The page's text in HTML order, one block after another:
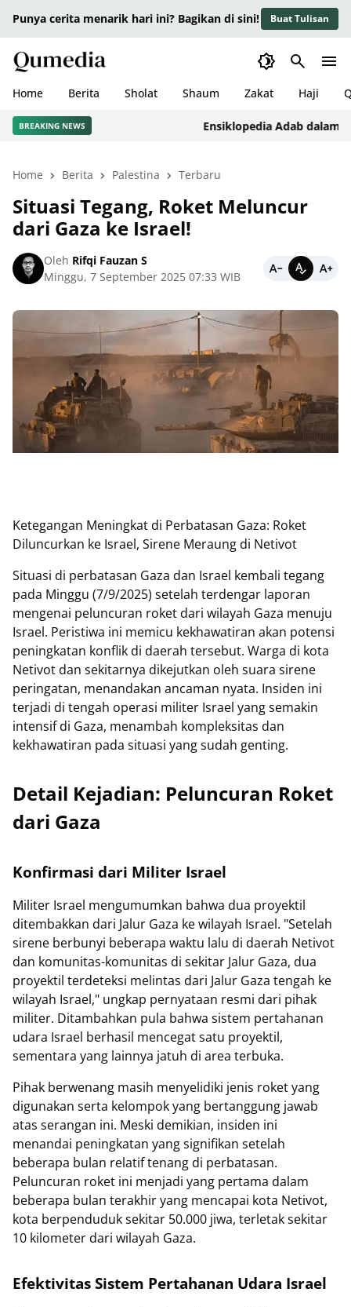
Punya cerita menarik hari ini? Bagikan di sini! Buat Tulisan
Home Berita Sholat Shaum Zakat Haji
BREAKING NEWS Ensiklopedia Adab dalam
Home Berita Palestina Terbaru
Situasi Tegang, Roket Meluncur
dari Gaza ke Israel!
Oleh Rifqi Fauzan S
Minggu, 7 September 2025 07:33 WIB
Ketegangan Meningkat di Perbatasan Gaza: Roket
Diluncurkan ke Israel, Sirene Meraung di Netivot
Situasi di perbatasan Gaza dan Israel kembali tegang
pada Minggu (7/9/2025) setelah terdengar laporan
mengenai peluncuran roket dari wilayah Gaza menuju
Israel. Peristiwa ini memicu kekhawatiran akan potensi
peningkatan konflik di daerah tersebut. Warga di kota
Netivot dan sekitarnya dikejutkan oleh suara sirene
peringatan, menandakan ancaman nyata. Insiden ini
terjadi di tengah operasi militer Israel yang semakin
intensif di Gaza, menambah kompleksitas dan
kekhawatiran pada situasi yang sudah genting.
Detail Kejadian: Peluncuran Roket
dari Gaza
Konfirmasi dari Militer Israel
Militer Israel mengumumkan bahwa dua proyektil
ditembakkan dari Jalur Gaza ke wilayah Israel. "Setelah
sirene berbunyi beberapa waktu lalu di daerah Netivot
dan komunitas-komunitas di sekitar Jalur Gaza, dua
proyektil terdeteksi melintas dari Jalur Gaza tengah ke
wilayah Israel," ungkap pernyataan resmi dari pihak
militer. Ditambahkan pula bahwa sistem pertahanan
udara Israel berhasil mencegat satu proyektil,
sementara yang lainnya jatuh di area terbuka.
Pihak berwenang masih menyelidiki jenis roket yang
digunakan serta kelompok yang bertanggung jawab
atas serangan ini. Meski demikian, insiden ini
menandai peningkatan yang signifikan setelah
beberapa bulan relatif tenang di perbatasan.
Peluncuran roket ini menjadi yang pertama dalam
beberapa bulan terakhir yang mencapai kota Netivot,
kota berpenduduk sekitar 50.000 jiwa, terletak sekitar
10 kilometer dari wilayah Gaza.
Efektivitas Sistem Pertahanan Udara Israel